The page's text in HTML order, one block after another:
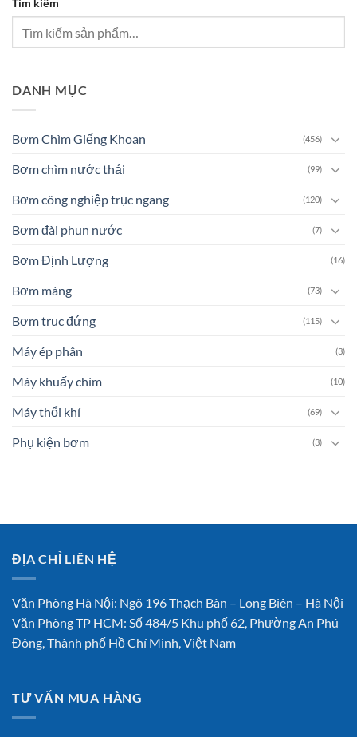
DANH MỤC
Bơm Chìm Giếng Khoan (456)
Bơm chìm nước thải (99)
Bơm công nghiệp trục ngang (120)
Bơm đài phun nước (7)
Bơm Định Lượng (16)
Bơm màng (73)
Bơm trục đứng (115)
Máy ép phân (3)
Máy khuấy chìm (10)
Máy thổi khí (69)
Phụ kiện bơm (3)
ĐỊA CHỈ LIÊN HỆ
Văn Phòng Hà Nội: Ngõ 196 Thạch Bàn – Long Biên – Hà Nội
Văn Phòng TP HCM: Số 484/5 Khu phố 62, Phường An Phú
Đông, Thành phố Hồ Chí Minh, Việt Nam
TƯ VẤN MUA HÀNG